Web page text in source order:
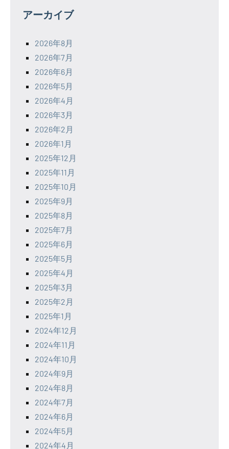
アーカイブ
2026年8月
2026年7月
2026年6月
2026年5月
2026年4月
2026年3月
2026年2月
2026年1月
2025年12月
2025年11月
2025年10月
2025年9月
2025年8月
2025年7月
2025年6月
2025年5月
2025年4月
2025年3月
2025年2月
2025年1月
2024年12月
2024年11月
2024年10月
2024年9月
2024年8月
2024年7月
2024年6月
2024年5月
2024年4月